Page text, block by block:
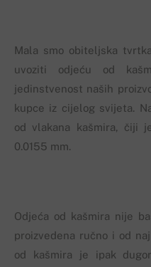
Mala smo obiteljska
uvoziti odjeću od
jedinstvenost naših
kupce iz cijelog svijeta.
od vlakana kašmira, čiji
0.0155 mm.
Odjeća od kašmira nije
proizvedena ručno i od
od kašmira je ipak